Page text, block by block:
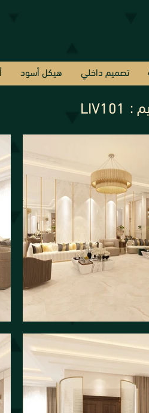
تصميم داخلي هيكل أسود
LIV101 :